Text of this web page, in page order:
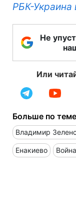
РБК-Украина
Не
Или
Больше по
Владимир
Енакиево